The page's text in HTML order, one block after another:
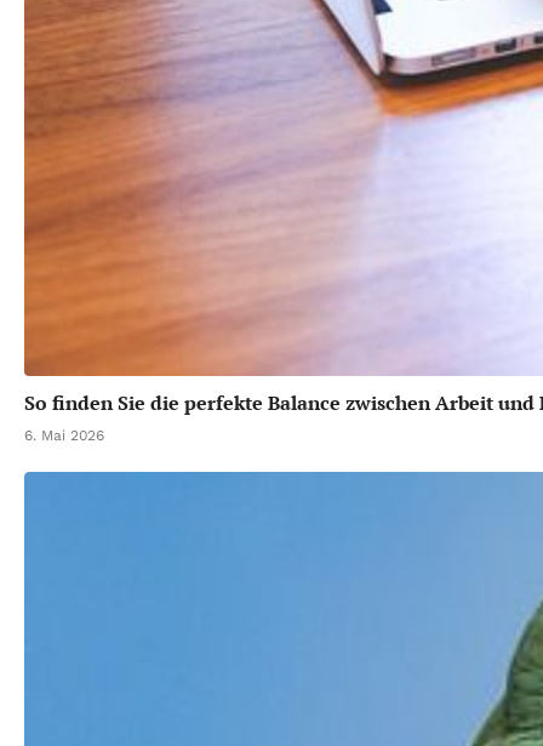
So finden Sie die perfekte Balance zwischen Arbeit und
6. Mai 2026